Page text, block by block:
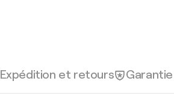
Expédition et retours